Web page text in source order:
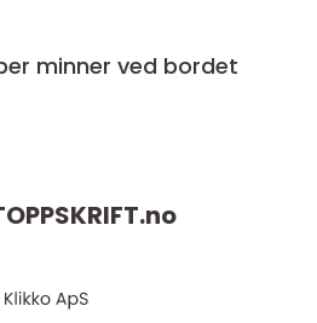
minner ved bordet
no